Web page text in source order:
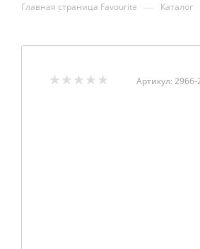
Главная страница Favourite — Каталог
Артикул: 2966-